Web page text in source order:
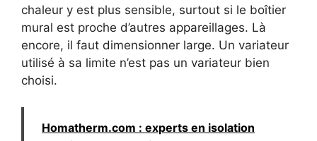
chaleur y est plus sensible, surtout si le boîtier
mural est proche d’autres appareillages. Là
encore, il faut dimensionner large. Un variateur
utilisé à sa limite n’est pas un variateur bien
choisi.
Homatherm.com : experts en isolation